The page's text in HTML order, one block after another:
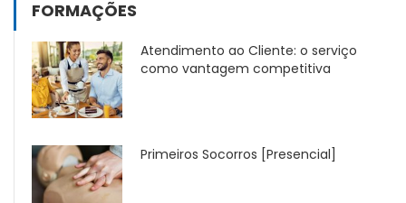
FORMAÇÕES
Atendimento ao Cliente: o serviço
como vantagem competitiva
Primeiros Socorros [Presencial]